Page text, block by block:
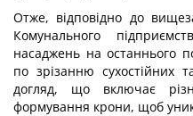
Отже, відповідно до
Комунального
насаджень на останнього
по зрізанню сухостійних
догляд, що включає
формування крони, щоб